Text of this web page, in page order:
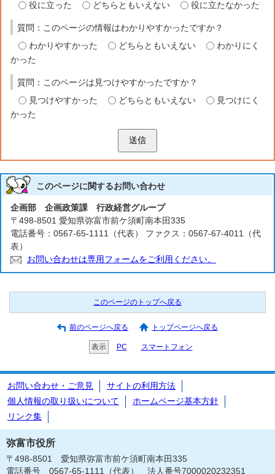
役に立った
どちらともいえない 役に立たなかった
質問：このページの情報はわかりやすかったですか？
わかりやすかった
どちらともいえない
わかりにく
かった
質問：このページは見つけやすかったですか？
見つけやすかった
どちらともいえない
見つけにく
かった
送信
このページに関するお問い合わせ
企画部 企画政策課 行政経営グループ
〒498-8501 愛知県弥富市前ケ須町南本田335
電話番号：0567-65-1111（代表） ファクス：0567-67-4011（代
表）
お問い合わせは専用フォームをご利用ください。
このページのトップへ戻る
前のページへ戻る トップページへ戻る
表示 PC スマートフォン
お問い合わせ・ご意見
サイトの利用方法
個人情報の取り扱いについて
ホームページ基本方針
リンク集
弥富市役所
〒498-8501 愛知県弥富市前ケ須町南本田335
電話番号 0567-65-1111（代表） 法人番号7000020232351